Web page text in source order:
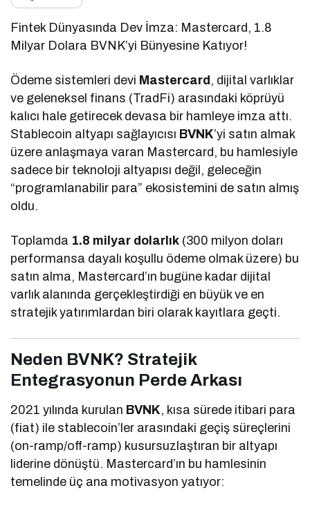
Fintek Dünyasında Dev İmza: Mastercard, 1.8
Milyar Dolara BVNK’yi Bünyesine Katıyor!
Ödeme sistemleri devi Mastercard, dijital varlıklar
ve geleneksel finans (TradFi) arasındaki köprüyü
kalıcı hale getirecek devasa bir hamleye imza attı.
Stablecoin altyapı sağlayıcısı BVNK’yi satın almak
üzere anlaşmaya varan Mastercard, bu hamlesiyle
sadece bir teknoloji altyapısı değil, geleceğin
“programlanabilir para” ekosistemini de satın almış
oldu.
Toplamda 1.8 milyar dolarlık (300 milyon doları
performansa dayalı koşullu ödeme olmak üzere) bu
satın alma, Mastercard’ın bugüne kadar dijital
varlık alanında gerçekleştirdiği en büyük ve en
stratejik yatırımlardan biri olarak kayıtlara geçti.
Neden BVNK? Stratejik
Entegrasyonun Perde Arkası
2021 yılında kurulan BVNK, kısa sürede itibari para
(fiat) ile stablecoin’ler arasındaki geçiş süreçlerini
(on-ramp/off-ramp) kusursuzlaştıran bir altyapı
liderine dönüştü. Mastercard’ın bu hamlesinin
temelinde üç ana motivasyon yatıyor: